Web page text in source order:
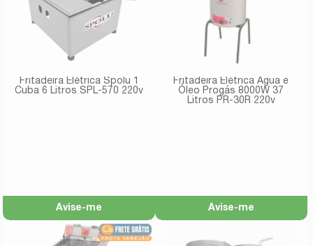
Fritadeira Elétrica Spolu 1
Cuba 6 Litros SPL-570 220v
Avise-me
Fritadeira Elétrica Água e
Óleo Progás 8000W 37
Litros PR-30R 220v
Avise-me